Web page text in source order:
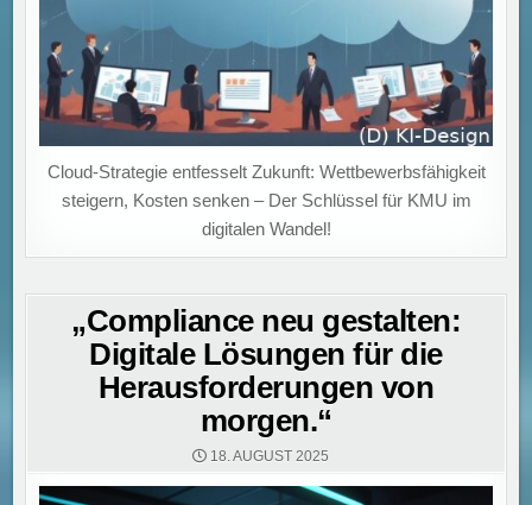
Cloud-Strategie entfesselt Zukunft: Wettbewerbsfähigkeit
steigern, Kosten senken – Der Schlüssel für KMU im
digitalen Wandel!
„Compliance neu gestalten:
Digitale Lösungen für die
Herausforderungen von
morgen.“
18. AUGUST 2025